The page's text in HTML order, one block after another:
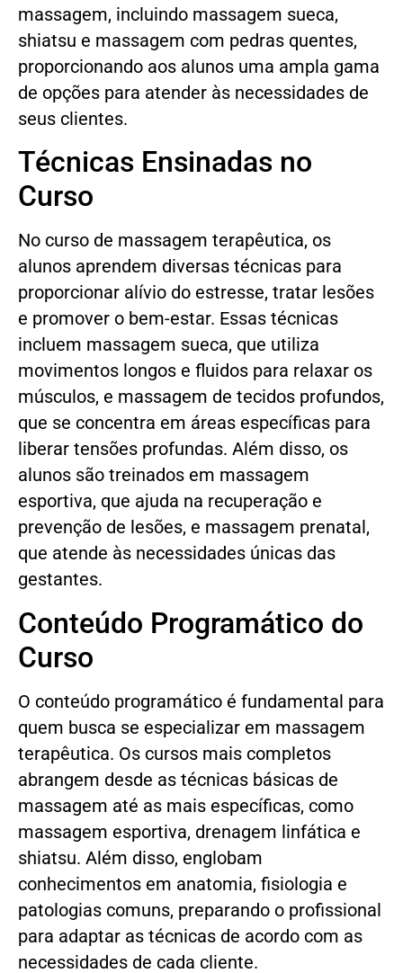
massagem, incluindo massagem sueca,
shiatsu e massagem com pedras quentes,
proporcionando aos alunos uma ampla gama
de opções para atender às necessidades de
seus clientes.
Técnicas Ensinadas no
Curso
No curso de massagem terapêutica, os
alunos aprendem diversas técnicas para
proporcionar alívio do estresse, tratar lesões
e promover o bem-estar. Essas técnicas
incluem massagem sueca, que utiliza
movimentos longos e fluidos para relaxar os
músculos, e massagem de tecidos profundos,
que se concentra em áreas específicas para
liberar tensões profundas. Além disso, os
alunos são treinados em massagem
esportiva, que ajuda na recuperação e
prevenção de lesões, e massagem prenatal,
que atende às necessidades únicas das
gestantes.
Conteúdo Programático do
Curso
O conteúdo programático é fundamental para
quem busca se especializar em massagem
terapêutica. Os cursos mais completos
abrangem desde as técnicas básicas de
massagem até as mais específicas, como
massagem esportiva, drenagem linfática e
shiatsu. Além disso, englobam
conhecimentos em anatomia, fisiologia e
patologias comuns, preparando o profissional
para adaptar as técnicas de acordo com as
necessidades de cada cliente.